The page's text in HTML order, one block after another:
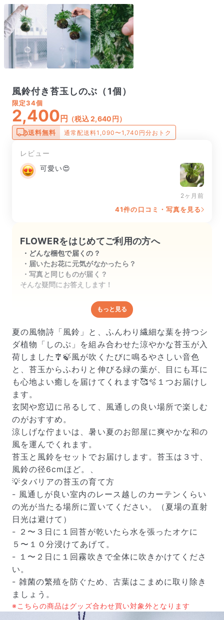
風鈴付き苔玉しのぶ（1個）
限定34個
2,400 円 （税込 2,640円）
送料無料 通常配送料1,090〜1,740円分おトク
レビュー
可愛い😍
2ヶ月前
41件の口コミ・写真を見る
FLOWERをはじめてご利用の方へ
どんな梱包で届くの？
届いたお花に元気がなかったら？
写真と同じものが届く？
そんな疑問にお答えします！
どんな梱包で届くの？
出荷前に水揚げ（花が水を吸いやすくなる処理）を施
し、専用ボックスに丁寧に梱包してお届けしています。
きゅっとまとめられて一見窮屈そうに見えますが、輸送
中の衝撃による折れや擦れを軽減する効果があります。
届いたお花に元気がなかったら？
もし届いたお花に「枯れている」「折れている」などの
もっと見る
夏の風物詩「風鈴」と、ふんわり繊細な葉を持つシ
ダ植物「しのぶ」を組み合わせた涼やかな苔玉が入
荷しました🎐🍃風が吹くたびに鳴るやさしい音色
と、苔玉からふわりと伸びる緑の葉が、目にも耳に
も心地よい癒しを届けてくれます🥰🫧１つお届けし
ます。
玄関や窓辺に吊るして、風通しの良い場所で楽しむ
のがおすすめ。
涼しげな佇まいは、暑い夏のお部屋に爽やかな和の
風を運んでくれます。
苔玉と風鈴をセットでお届けします。苔玉は３寸、
風鈴の径6cmほど。、
💡タバリアの苔玉の育て方
- 風通しが良い室内のレース越しのカーテンくらい
の光が当たる場所に置いてください。（夏場の直射
日光は避けて）
- ２〜３日に１回苔が乾いたら水を張ったオケに
５〜１０分浸けてあげて。
- １〜２日に１回霧吹きで全体に吹きかけてくださ
い。
- 雑菌の繁殖を防ぐため、古葉はこまめに取り除き
ましょう。
※こちらの商品はグッズ合わせ買い対象外となります